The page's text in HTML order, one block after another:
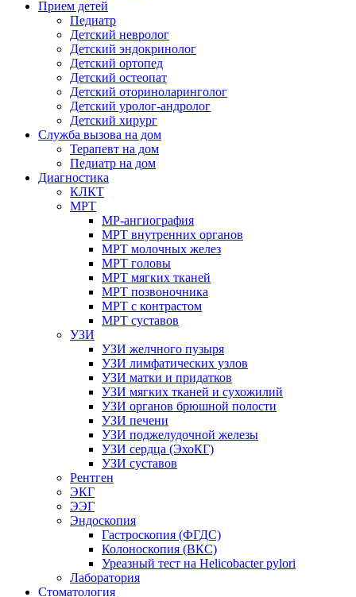
Прием детей
Педиатр
Детский невролог
Детский эндокринолог
Детский ортопед
Детский остеопат
Детский оториноларинголог
Детский уролог-андролог
Детский хирург
Служба вызова на дом
Терапевт на дом
Педиатр на дом
Диагностика
КЛКТ
МРТ
МР-ангиография
МРТ внутренних органов
МРТ молочных желез
МРТ головы
МРТ мягких тканей
МРТ позвоночника
МРТ с контрастом
МРТ суставов
УЗИ
УЗИ желчного пузыря
УЗИ лимфатических узлов
УЗИ матки и придатков
УЗИ мягких тканей и сухожилий
УЗИ органов брюшной полости
УЗИ печени
УЗИ поджелудочной железы
УЗИ сердца (ЭхоКГ)
УЗИ суставов
Рентген
ЭКГ
ЭЭГ
Эндоскопия
Гастроскопия (ФГДС)
Колоноскопия (ВКС)
Уреазный тест на Helicobacter pylori
Лаборатория
Стоматология